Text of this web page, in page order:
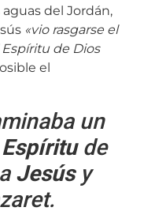
del Jordán,
«vio rasgarse el
Espíritu de Dios
el
un
Espíritude
Jesúsy